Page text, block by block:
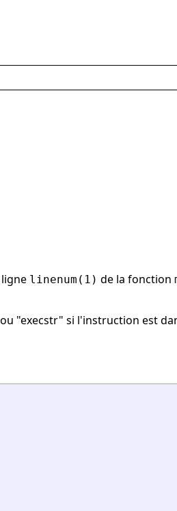
linenum(1) de la fonction
"execstr" si l'instruction est